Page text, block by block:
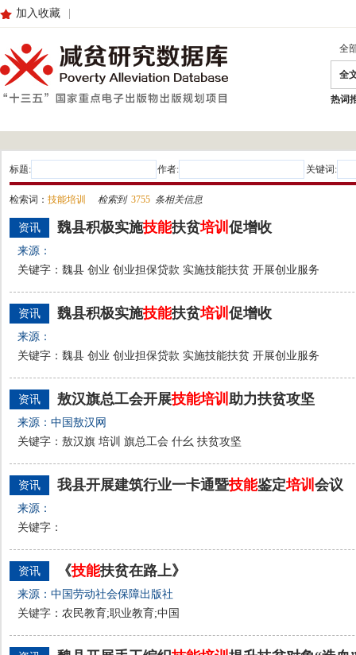
加入收藏
全
全
热词
标题: 作者: 关键词:
检索词： 技能培训 检索到 3755 条相关信息
资讯 魏县积极实施技能扶贫培训 促增收
来源：
关键字：魏县 创业 创业担保贷款 实施技能扶贫 开展创业服务
资讯 魏县积极实施技能扶贫培训 促增收
来源：
关键字：魏县 创业 创业担保贷款 实施技能扶贫 开展创业服务
资讯 敖汉旗总工会开展技能培训 助力扶贫攻坚
来源：中国敖汉网
关键字：敖汉旗 培训 旗总工会 什幺 扶贫攻坚
资讯 我县开展建筑行业一卡通暨技能鉴定培训 会议
来源：
关键字：
资讯 《技能扶贫在路上》
来源：中国劳动社会保障出版社
关键字：农民教育;职业教育;中国